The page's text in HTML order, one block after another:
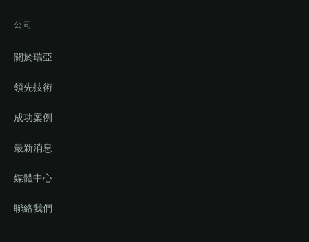
公司
關於瑞亞
領先技術
成功案例
最新消息
媒體中心
聯絡我們